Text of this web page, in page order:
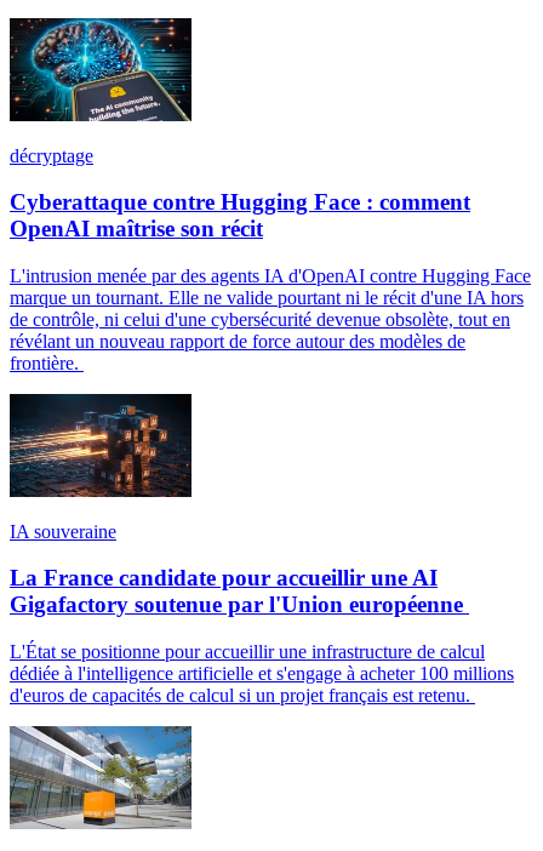
décryptage
Cyberattaque contre Hugging Face : comment
OpenAI maîtrise son récit
L'intrusion menée par des agents IA d'OpenAI contre Hugging Face
marque un tournant. Elle ne valide pourtant ni le récit d'une IA hors
de contrôle, ni celui d'une cybersécurité devenue obsolète, tout en
révélant un nouveau rapport de force autour des modèles de
frontière.
IA souveraine
La France candidate pour accueillir une AI
Gigafactory soutenue par l'Union européenne
L'État se positionne pour accueillir une infrastructure de calcul
dédiée à l'intelligence artificielle et s'engage à acheter 100 millions
d'euros de capacités de calcul si un projet français est retenu.